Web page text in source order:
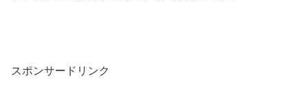
スポンサードリンク